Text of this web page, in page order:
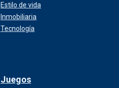
Estilo de vida
Inmobiliaria
Tecnología
Juegos